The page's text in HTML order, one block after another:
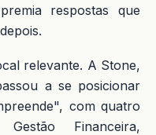
respostas que
relevante. A Stone,
a se posicionar
com quatro
Financeira,